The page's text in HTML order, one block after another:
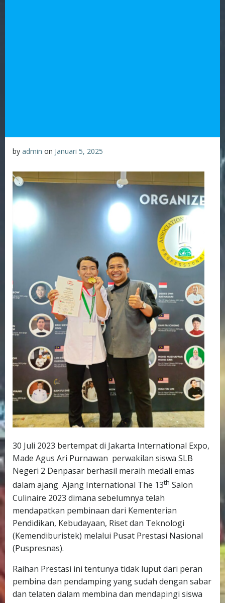
by admin on Januari 5, 2025
30 Juli 2023 bertempat di Jakarta International Expo,
Made Agus Ari Purnawan perwakilan siswa SLB
Negeri 2 Denpasar berhasil meraih medali emas
dalam ajang Ajang International The 13th Salon
Culinaire 2023 dimana sebelumnya telah
mendapatkan pembinaan dari Kementerian
Pendidikan, Kebudayaan, Riset dan Teknologi
(Kemendiburistek) melalui Pusat Prestasi Nasional
(Puspresnas).
Raihan Prestasi ini tentunya tidak luput dari peran
pembina dan pendamping yang sudah dengan sabar
dan telaten dalam membina dan mendapingi siswa